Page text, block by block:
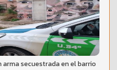
secuestrada en el barrio